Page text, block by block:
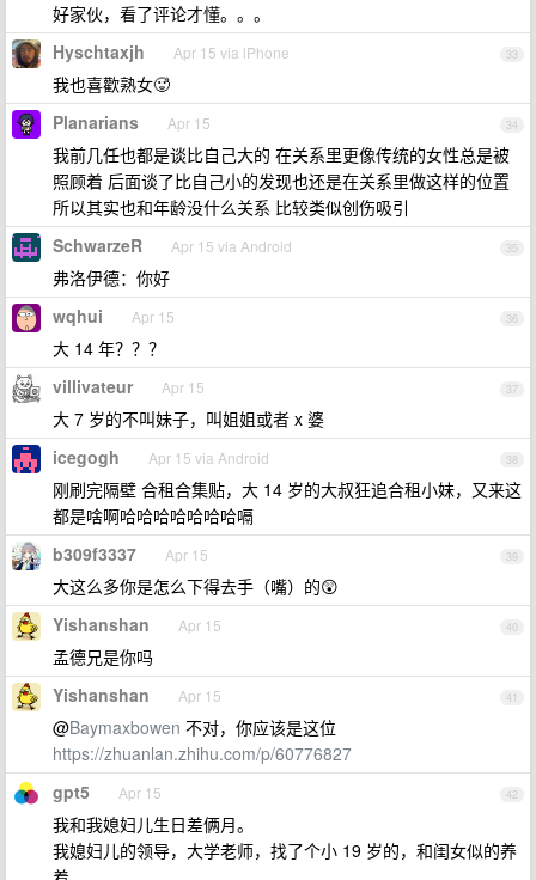
好家伙，看了评论才懂。。。
33
Hyschtaxjh Apr 15 via iPhone
我也喜歡熟女🥵
34
Planarians Apr 15
我前几任也都是谈比自己大的 在关系里更像传统的女性总是被
照顾着 后面谈了比自己小的发现也还是在关系里做这样的位置
所以其实也和年龄没什么关系 比较类似创伤吸引
35
SchwarzeR Apr 15 via Android
弗洛伊德：你好
36
wqhui Apr 15
大 14 年？？？
37
villivateur Apr 15
大 7 岁的不叫妹子，叫姐姐或者 x 婆
38
icegogh Apr 15 via Android
刚刷完隔壁 合租合集贴，大 14 岁的大叔狂追合租小妹，又来这
都是啥啊哈哈哈哈哈哈哈嗝
39
b309f3337 Apr 15
大这么多你是怎么下得去手（嘴）的😲
40
Yishanshan Apr 15
孟德兄是你吗
41
Yishanshan Apr 15
@Baymaxbowen 不对，你应该是这位
https://zhuanlan.zhihu.com/p/60776827
42
gpt5 Apr 15
我和我媳妇儿生日差俩月。
我媳妇儿的领导，大学老师，找了个小 19 岁的，和闺女似的养